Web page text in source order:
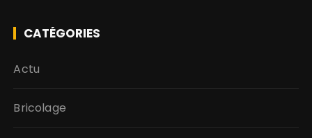
CATÉGORIES
Actu
Bricolage